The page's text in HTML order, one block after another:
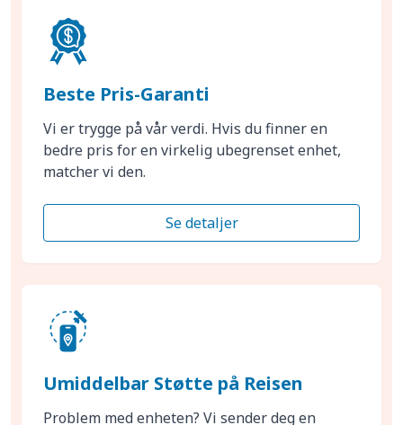
Beste Pris-Garanti
Vi er trygge på vår verdi. Hvis du finner en
bedre pris for en virkelig ubegrenset enhet,
matcher vi den.
Se detaljer
Umiddelbar Støtte på Reisen
Problem med enheten? Vi sender deg en